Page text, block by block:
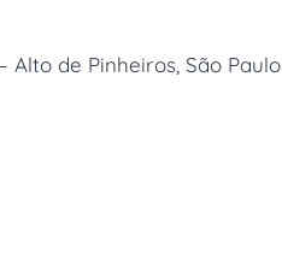
Alto de Pinheiros, São Paulo